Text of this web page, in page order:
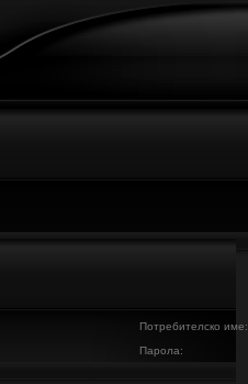
Потребителско име:
Парола: